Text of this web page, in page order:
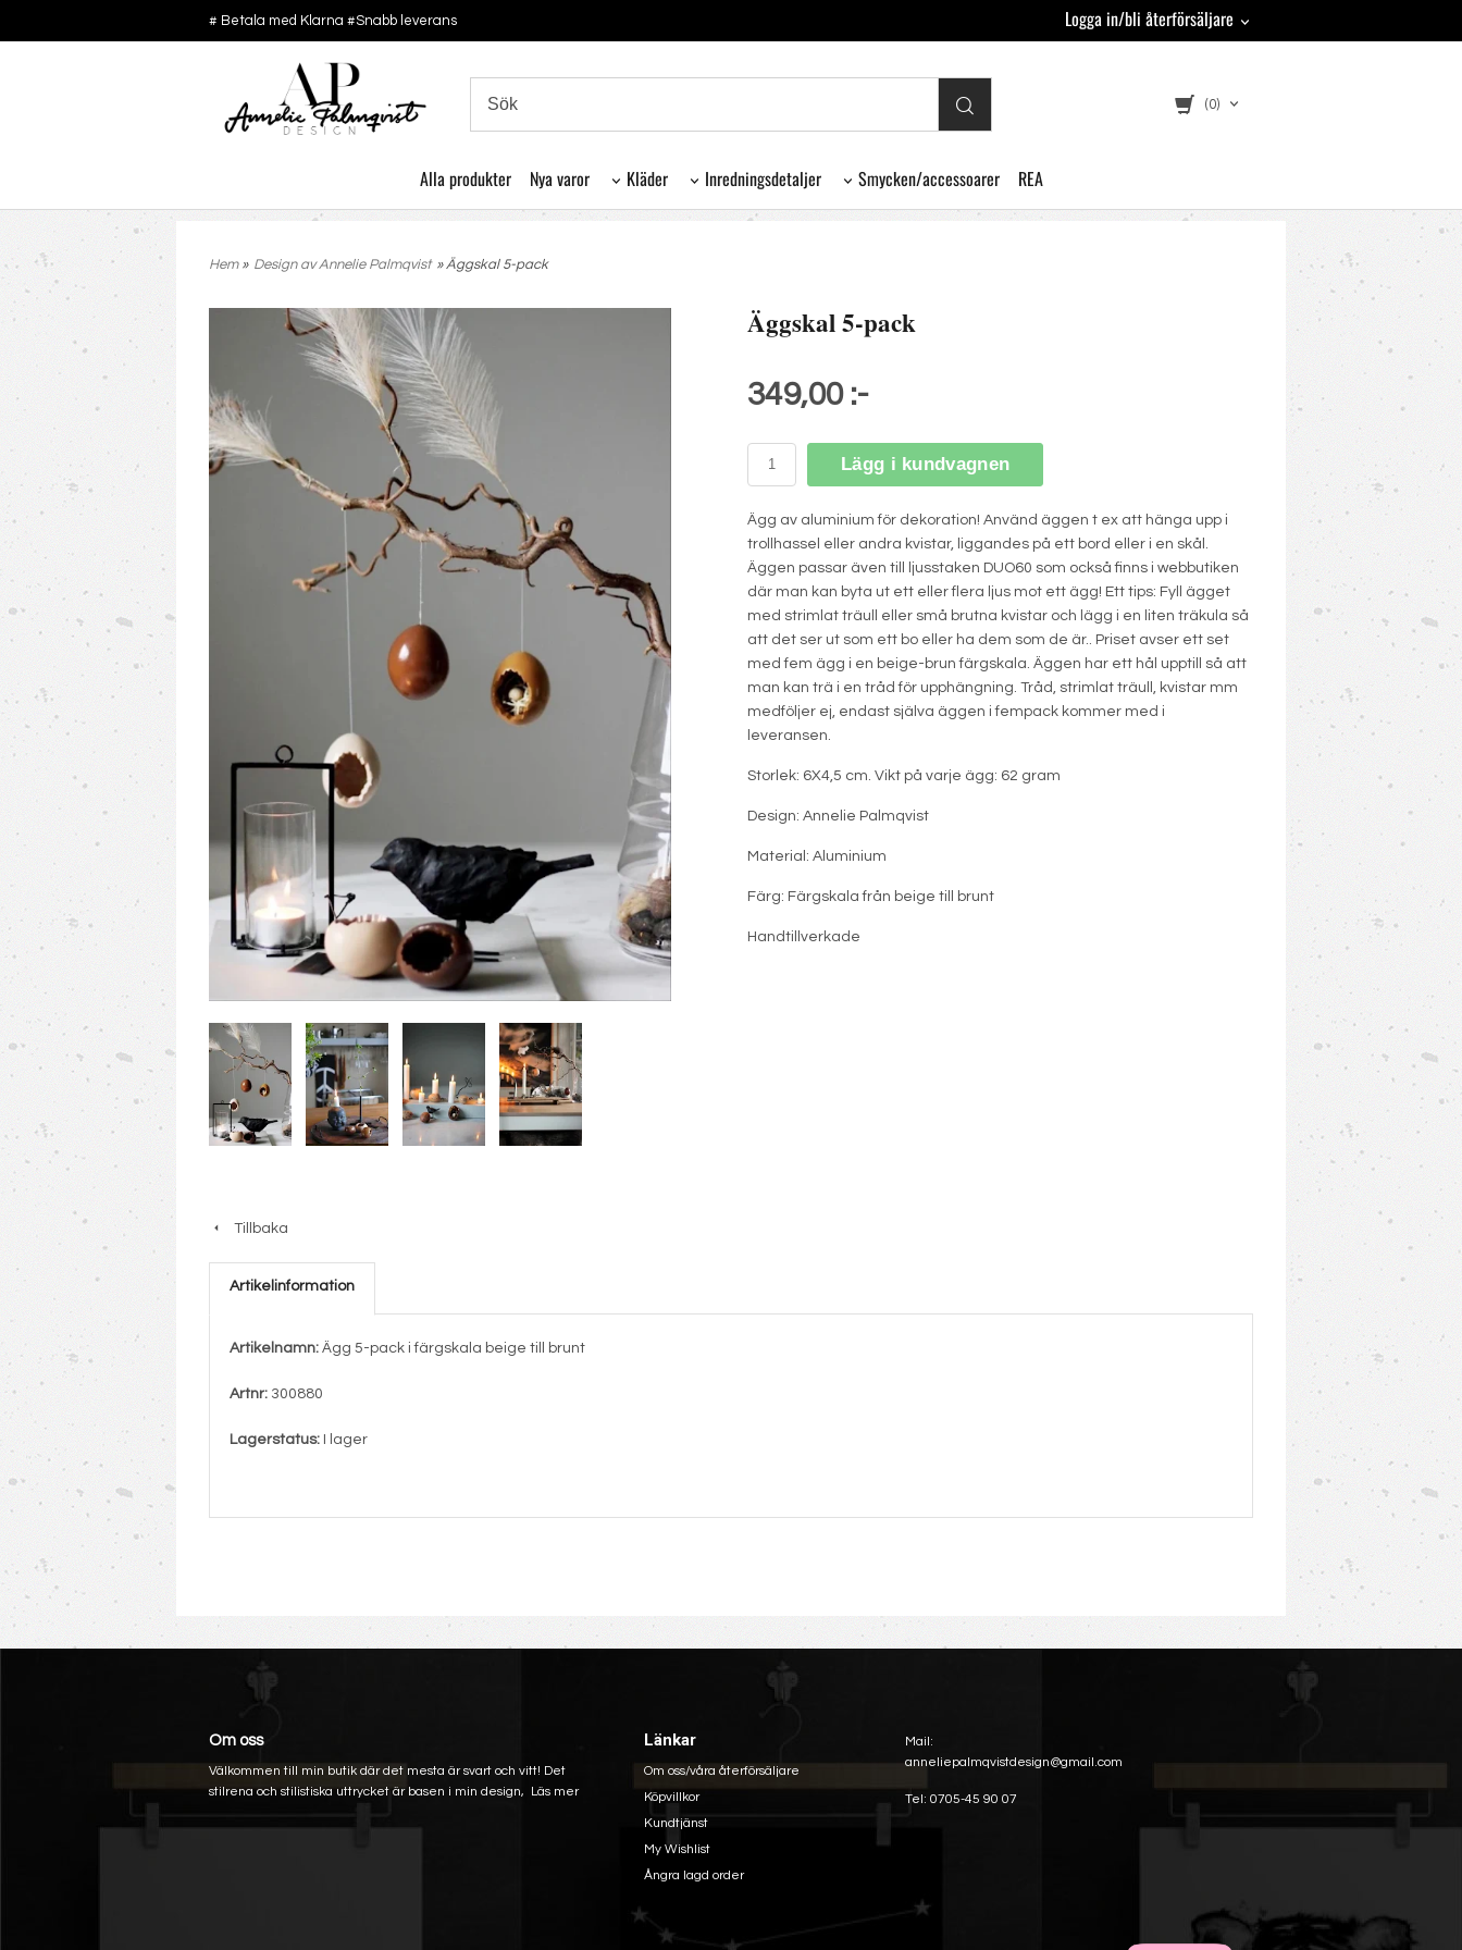
# Betala med Klarna #Snabb leverans Logga in/bli återförsäljare
(0)
Alla produkter Nya varor Kläder Inredningsdetaljer Smycken/accessoarer REA
Hem» Design av Annelie Palmqvist » Äggskal 5-pack
Äggskal 5-pack
349,00 :-
Lägg i kundvagnen
Ägg av aluminium för dekoration! Använd äggen t ex att hänga upp i
trollhassel eller andra kvistar, liggandes på ett bord eller i en skål.
Äggen passar även till ljusstaken DUO60 som också finns i webbutiken
där man kan byta ut ett eller flera ljus mot ett ägg! Ett tips: Fyll ägget
med strimlat träull eller små brutna kvistar och lägg i en liten träkula så
att det ser ut som ett bo eller ha dem som de är.. Priset avser ett set
med fem ägg i en beige-brun färgskala. Äggen har ett hål upptill så att
man kan trä i en tråd för upphängning. Tråd, strimlat träull, kvistar mm
medföljer ej, endast själva äggen i fempack kommer med i
leveransen.
Storlek: 6X4,5 cm. Vikt på varje ägg: 62 gram
Design: Annelie Palmqvist
Material: Aluminium
Färg: Färgskala från beige till brunt
Handtillverkade
Tillbaka
Artikelinformation
Artikelnamn: Ägg 5-pack i färgskala beige till brunt
Artnr: 300880
Lagerstatus: I lager
Om oss
Välkommen till min butik där det mesta är svart och vitt! Det
stilrena och stilistiska uttrycket är basen i min design, Läs mer
Länkar
Om oss/våra återförsäljare
Köpvillkor
Kundtjänst
My Wishlist
Ångra lagd order
Mail:
anneliepalmqvistdesign@gmail.com
Tel: 0705-45 90 07